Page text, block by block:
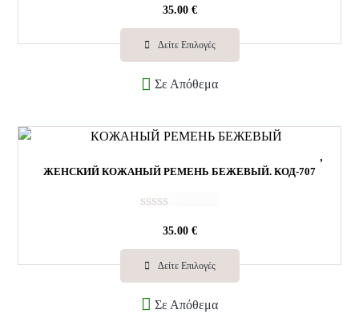
е
н
к
0
5
35.00 €
Δείτε Επιλογές
Σε Απόθεμα
ЖЕНСКИЙ КОЖАНЫЙ РЕМЕНЬ БЕЖЕВЫЙ. КОД-707
е
н
к
а
0
35.00 €
Δείτε Επιλογές
Σε Απόθεμα